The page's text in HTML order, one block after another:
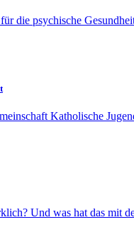
die psychische
Katholische
Und was hat das mit